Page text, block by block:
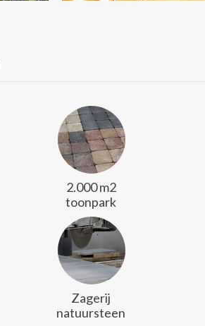
2.000 m2
toonpark
Zagerij
natuursteen